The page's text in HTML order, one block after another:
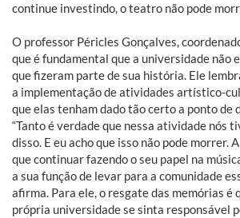
continue investindo, o teatro não pode
O professor Péricles Gonçalves,
que é fundamental que a universidade não
que fizeram parte de sua história. Ele
a implementação de atividades artístico-
que elas tenham dado tão certo a ponto de
“Tanto é verdade que nessa atividade nós
disso. E eu acho que isso não pode morrer.
que continuar fazendo o seu papel na
a sua função de levar para a comunidade
afirma. Para ele, o resgate das memórias é
própria universidade se sinta responsável